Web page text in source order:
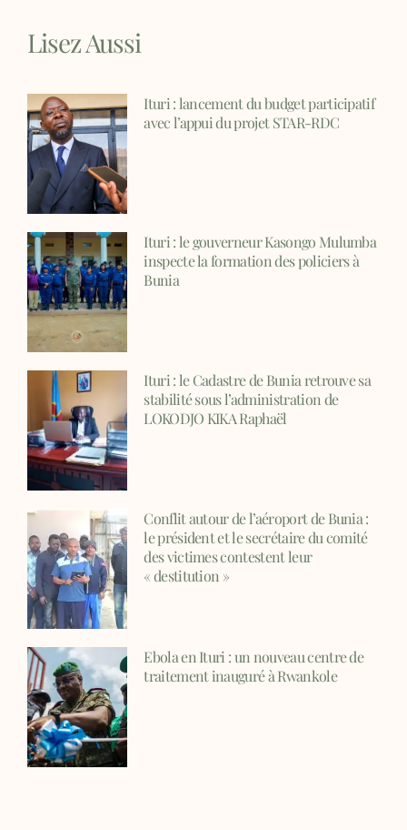
Lisez Aussi
Ituri : lancement du budget participatif
avec l’appui du projet STAR-RDC
Ituri : le gouverneur Kasongo Mulumba
inspecte la formation des policiers à
Bunia
Ituri : le Cadastre de Bunia retrouve sa
stabilité sous l’administration de
LOKODJO KIKA Raphaël
Conflit autour de l’aéroport de Bunia :
le président et le secrétaire du comité
des victimes contestent leur
« destitution »
Ebola en Ituri : un nouveau centre de
traitement inauguré à Rwankole